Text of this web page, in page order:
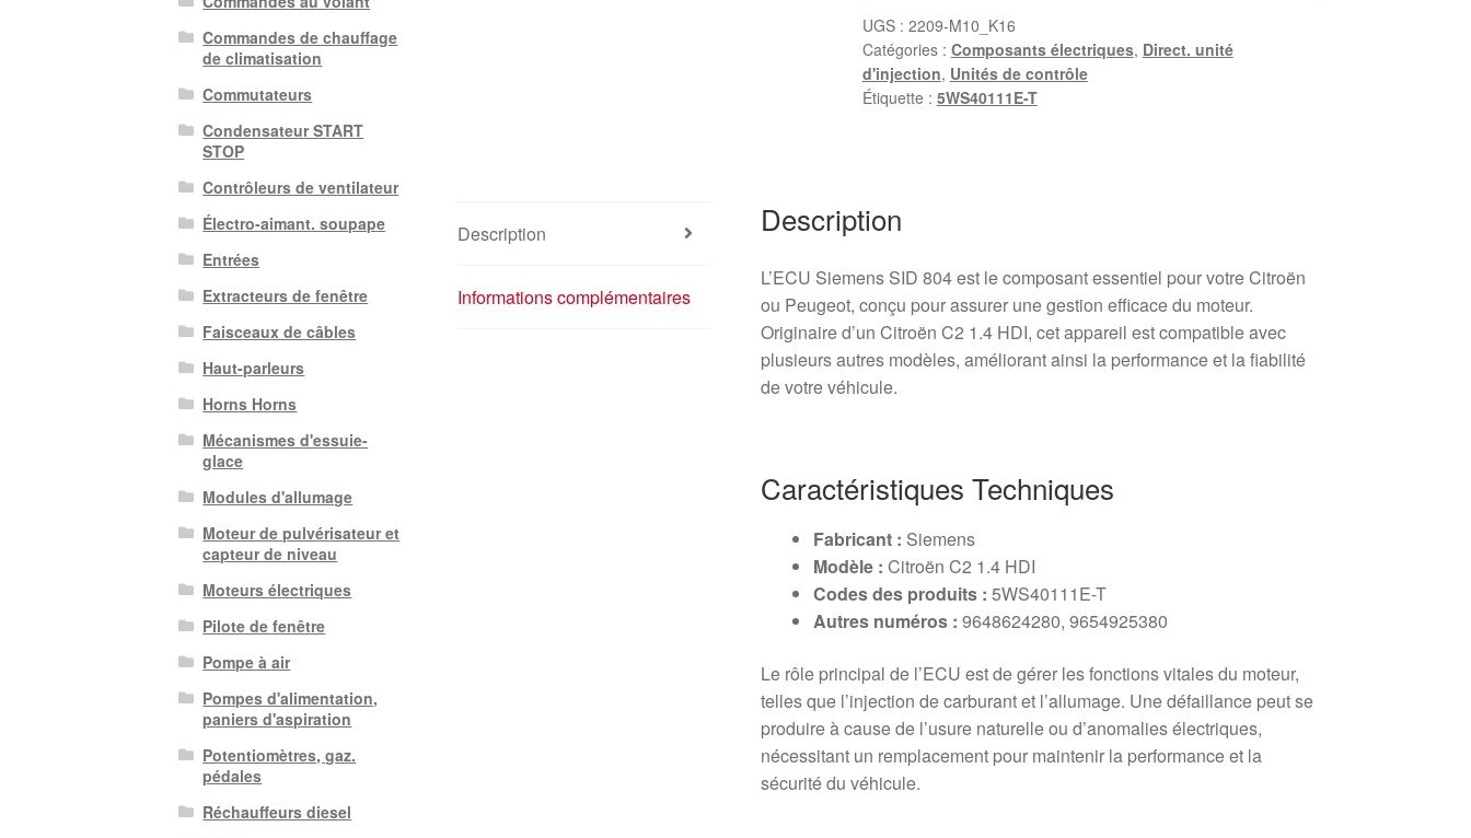
UGS : 2209-M10_K16
Catégories : Composants électriques, Direct. unité
d'injection, Unités de contrôle
Étiquette : 5WS40111E-T
Description
Informations complémentaires
Description
L’ECU Siemens SID 804 est le composant essentiel pour votre Citroën
ou Peugeot, conçu pour assurer une gestion efficace du moteur.
Originaire d’un Citroën C2 1.4 HDI, cet appareil est compatible avec
plusieurs autres modèles, améliorant ainsi la performance et la fiabilité
de votre véhicule.
Caractéristiques Techniques
Fabricant : Siemens
Modèle : Citroën C2 1.4 HDI
Codes des produits : 5WS40111E-T
Autres numéros : 9648624280, 9654925380
Le rôle principal de l’ECU est de gérer les fonctions vitales du moteur,
telles que l’injection de carburant et l’allumage. Une défaillance peut se
produire à cause de l’usure naturelle ou d’anomalies électriques,
nécessitant un remplacement pour maintenir la performance et la
sécurité du véhicule.
Commandes de chauffage
de climatisation
Commutateurs
Condensateur START
STOP
Contrôleurs de ventilateur
Électro-aimant. soupape
Entrées
Extracteurs de fenêtre
Faisceaux de câbles
Haut-parleurs
Horns Horns
Mécanismes d'essuie-
glace
Modules d'allumage
Moteur de pulvérisateur et
capteur de niveau
Moteurs électriques
Pilote de fenêtre
Pompe à air
Pompes d'alimentation,
paniers d'aspiration
Potentiomètres, gaz.
pédales
Réchauffeurs diesel